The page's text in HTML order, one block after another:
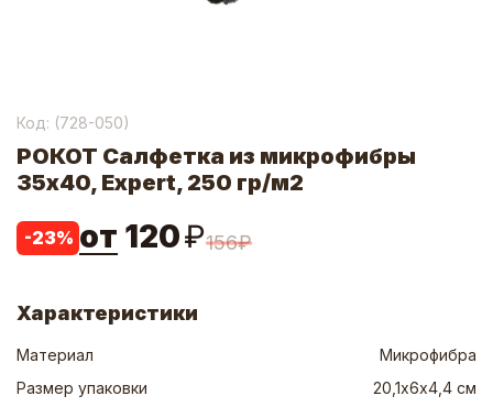
Код: (728-050)
РОКОТ Салфетка из микрофибры
35х40, Expert, 250 гр/м2
-23% от 120₽156₽
Характеристики
Материал
Микрофибра
Размер упаковки
20,1х6х4,4 см